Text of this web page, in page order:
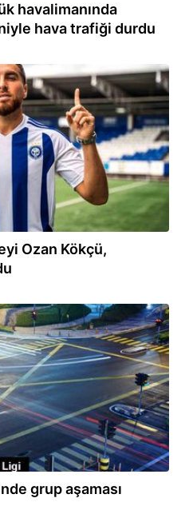
havalimanında
hava trafiği durdu
Ozan Kökçü,
grup aşaması